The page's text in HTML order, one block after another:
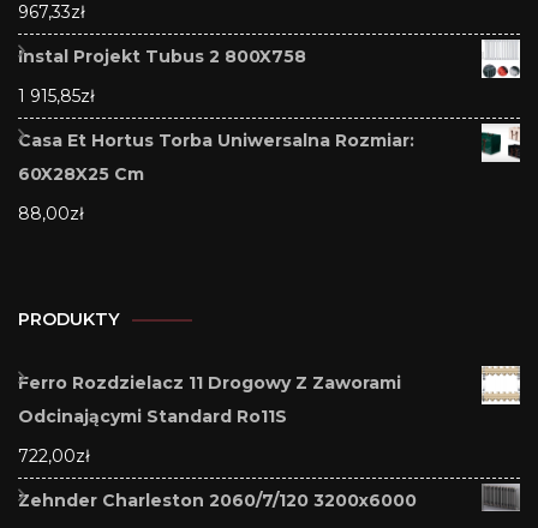
967,33zł
Instal Projekt Tubus 2 800X758
1 915,85zł
Casa Et Hortus Torba Uniwersalna Rozmiar:
60X28X25 Cm
88,00zł
PRODUKTY
Ferro Rozdzielacz 11 Drogowy Z Zaworami
Odcinającymi Standard Ro11S
722,00zł
Zehnder Charleston 2060/7/120 3200x6000